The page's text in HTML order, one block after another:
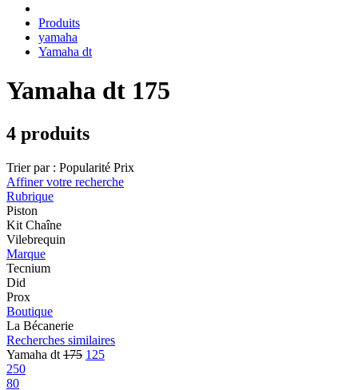
Produits
yamaha
Yamaha dt
Yamaha dt 175
4 produits
Trier par : Popularité Prix
Affiner votre recherche
Rubrique
Piston
Kit Chaîne
Vilebrequin
Marque
Tecnium
Did
Prox
Boutique
La Bécanerie
Recherches similaires
Yamaha dt 175 125
250
80